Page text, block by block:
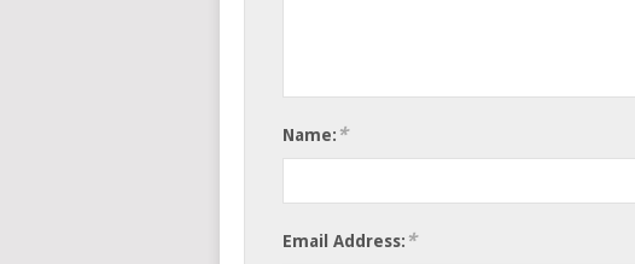
Name: *
Email Address: *